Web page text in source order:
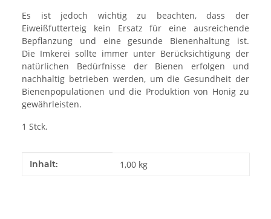
Es ist jedoch wichtig zu beachten, dass der
Eiweißfutterteig kein Ersatz für eine ausreichende
Bepflanzung und eine gesunde Bienenhaltung ist.
Die Imkerei sollte immer unter Berücksichtigung der
natürlichen Bedürfnisse der Bienen erfolgen und
nachhaltig betrieben werden, um die Gesundheit der
Bienenpopulationen und die Produktion von Honig zu
gewährleisten.
1 Stck.
Produkteigenschaft
Wert
Inhalt: 1,00 kg